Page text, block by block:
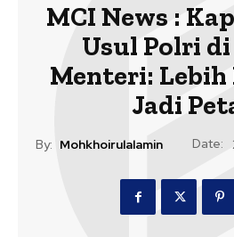
MCI News :
Usul Polri
Menteri: Lebih
Jadi
By: Mohkhoirulalamin Date: